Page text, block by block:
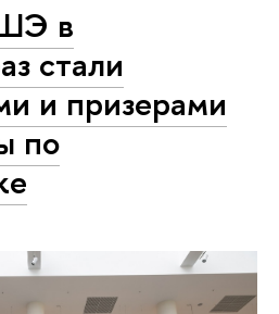
в
стали
и призерами
по